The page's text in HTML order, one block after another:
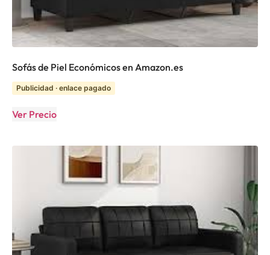
Sofás de Piel Económicos en Amazon.es
Publicidad · enlace pagado
Ver Precio